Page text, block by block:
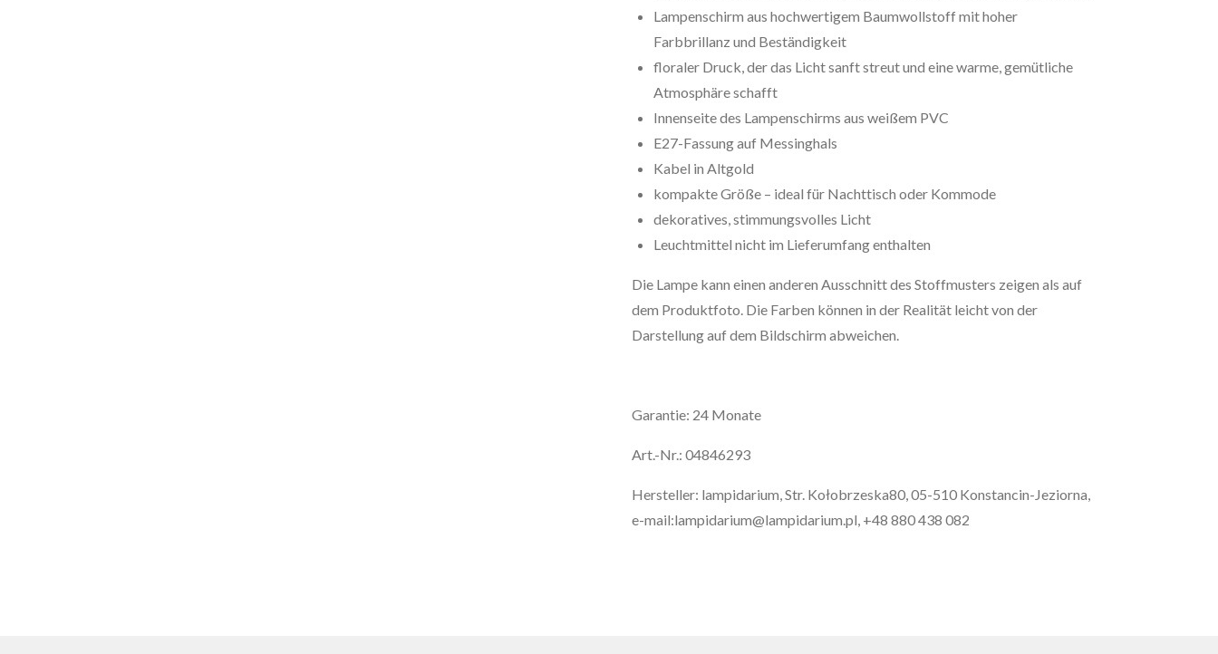
Lampenschirm aus hochwertigem Baumwollstoff mit hoher
Farbbrillanz und Beständigkeit
floraler Druck, der das Licht sanft streut und eine warme, gemütliche
Atmosphäre schafft
Innenseite des Lampenschirms aus weißem PVC
E27-Fassung auf Messinghals
Kabel in Altgold
kompakte Größe – ideal für Nachttisch oder Kommode
dekoratives, stimmungsvolles Licht
Leuchtmittel nicht im Lieferumfang enthalten
Die Lampe kann einen anderen Ausschnitt des Stoffmusters zeigen als auf
dem Produktfoto. Die Farben können in der Realität leicht von der
Darstellung auf dem Bildschirm abweichen.
Garantie: 24 Monate
Art.-Nr.: 04846293
Hersteller: lampidarium, Str. Kołobrzeska80, 05-510 Konstancin-Jeziorna,
e-mail:lampidarium@lampidarium.pl, +48 880 438 082